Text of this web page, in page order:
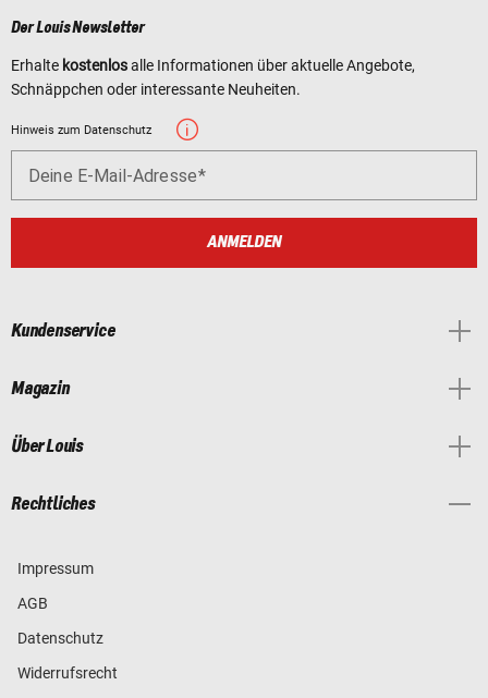
Der Louis Newsletter
Erhalte kostenlosalle Informationen über aktuelle Angebote,
Schnäppchen oder interessante Neuheiten.
Hinweis zum Datenschutz
Deine E-Mail-Adresse
ANMELDEN
Kundenservice
Magazin
Über Louis
Rechtliches
Impressum
AGB
Datenschutz
Widerrufsrecht